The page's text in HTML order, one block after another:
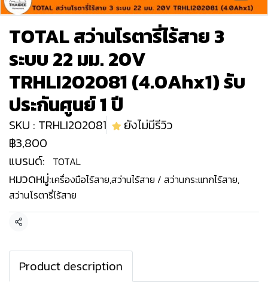
TOTAL สว่านโรตารี่ไร้สาย 3
ระบบ 22 มม. 20V
TRHLI202081 (4.0Ahx1) รับ
ประกันศูนย์ 1 ปี
SKU : TRHLI202081
ยังไม่มีรีวิว
฿3,800
แบรนด์:
TOTAL
หมวดหมู่:เครื่องมือไร้สาย,สว่านไร้สาย / สว่านกระแทกไร้สาย,
สว่านโรตารี่ไร้สาย
แชร์
Product description